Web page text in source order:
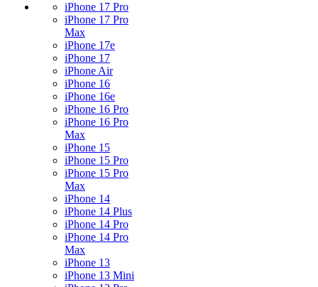
iPhone 17 Pro
iPhone 17 Pro
Max
iPhone 17e
iPhone 17
iPhone Air
iPhone 16
iPhone 16e
iPhone 16 Pro
iPhone 16 Pro
Max
iPhone 15
iPhone 15 Pro
iPhone 15 Pro
Max
iPhone 14
iPhone 14 Plus
iPhone 14 Pro
iPhone 14 Pro
Max
iPhone 13
iPhone 13 Mini